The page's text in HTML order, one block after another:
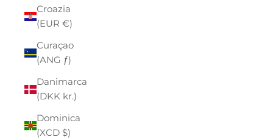
Croazia
(EUR €)
Curaçao
(ANG ƒ)
Danimarca
(DKK kr.)
Dominica
(XCD $)